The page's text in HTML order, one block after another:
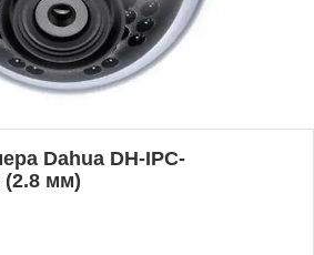
Dahua DH-IPC-
(2.8 мм)